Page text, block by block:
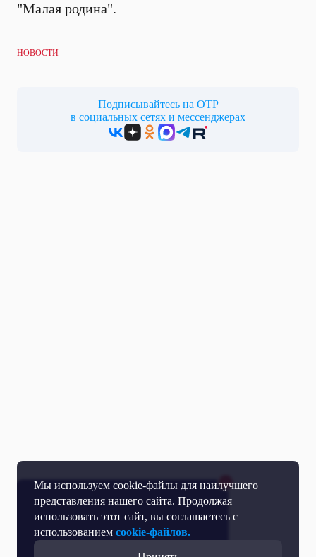
Мы используем cookie-файлы для наилучшего
представления нашего сайта. Продолжая
использовать этот сайт, вы соглашаетесь с
использованием cookie-файлов.
"Малая родина".
НОВОСТИ
Подписывайтесь на ОТР
в социальных сетях и мессенджерах